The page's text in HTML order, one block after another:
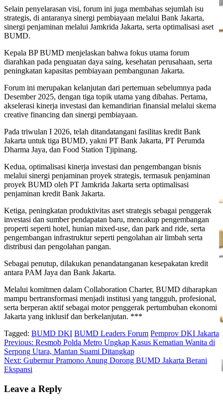
Selain penyelarasan visi, forum ini juga membahas sejumlah isu
strategis, di antaranya sinergi pembiayaan melalui Bank Jakarta,
sinergi penjaminan melalui Jamkrida Jakarta, serta optimalisasi aset
BUMD.
Kepala BP BUMD menjelaskan bahwa fokus utama forum
diarahkan pada penguatan daya saing, kesehatan perusahaan, serta
peningkatan kapasitas pembiayaan pembangunan Jakarta.
Forum ini merupakan kelanjutan dari pertemuan sebelumnya pada
Desember 2025, dengan tiga topik utama yang dibahas. Pertama,
akselerasi kinerja investasi dan kemandirian finansial melalui skema
creative financing dan sinergi pembiayaan.
Pada triwulan I 2026, telah ditandatangani fasilitas kredit Bank
Jakarta untuk tiga BUMD, yakni PT Bank Jakarta, PT Perumda
Dharma Jaya, dan Food Station Tjipinang.
Kedua, optimalisasi kinerja investasi dan pengembangan bisnis
melalui sinergi penjaminan proyek strategis, termasuk penjaminan
proyek BUMD oleh PT Jamkrida Jakarta serta optimalisasi
penjaminan kredit Bank Jakarta.
Ketiga, peningkatan produktivitas aset strategis sebagai penggerak
investasi dan sumber pendapatan baru, mencakup pengembangan
properti seperti hotel, hunian mixed-use, dan park and ride, serta
pengembangan infrastruktur seperti pengolahan air limbah serta
distribusi dan pengolahan pangan.
Sebagai penutup, dilakukan penandatanganan kesepakatan kredit
antara PAM Jaya dan Bank Jakarta.
Melalui komitmen dalam Collaboration Charter, BUMD diharapkan
mampu bertransformasi menjadi institusi yang tangguh, profesional,
serta berperan aktif sebagai motor penggerak pertumbuhan ekonomi
Jakarta yang inklusif dan berkelanjutan. ***
Tagged: BUMD DKI BUMD Leaders Forum Pemprov DKI Jakarta
Post
navigation
Previous: Resmob Polda Metro Ungkap Kasus Kematian Wanita di
Serpong Utara, Mantan Suami Ditangkap
Next: Gubernur Pramono Anung Dorong BUMD Jakarta Berani
Ekspansi
Leave a Reply